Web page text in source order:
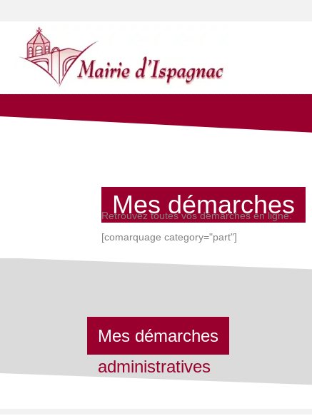
Mes démarches
Retrouvez toutes vos démarches en ligne.
[comarquage category="part"]
Mes démarches
administratives